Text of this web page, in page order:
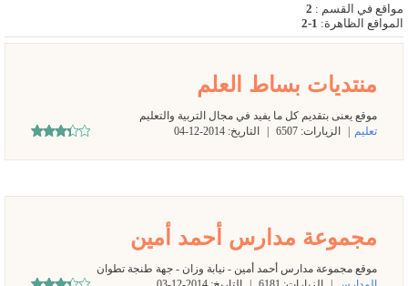
مواقع في القسم :
2
المواقع الظاهرة:
1-2
منتديات بساط العلم
موقع يعنى بتقديم كل ما يفيد في مجال التربية والتعليم
تعليم
الزيارات: 6507 التاريخ: 2014-12-04
مجموعة مدارس أحمد أمين
موقع مجموعة مدارس أحمد أمين - نيابة وزان - جهة طنجة تطوان